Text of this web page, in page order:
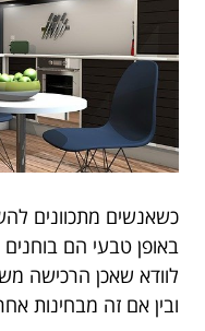
כשאנשים מתכוונים
באופן טבעי הם בוחנים
לוודא שאכן הרכישה
ובין אם זה מבחינות